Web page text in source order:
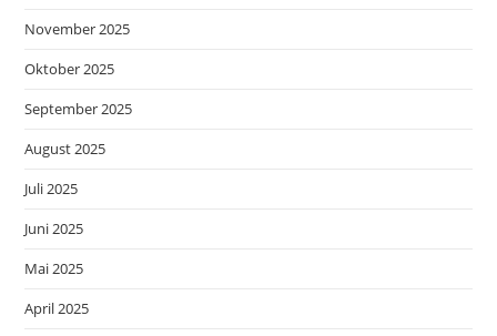
November 2025
Oktober 2025
September 2025
August 2025
Juli 2025
Juni 2025
Mai 2025
April 2025